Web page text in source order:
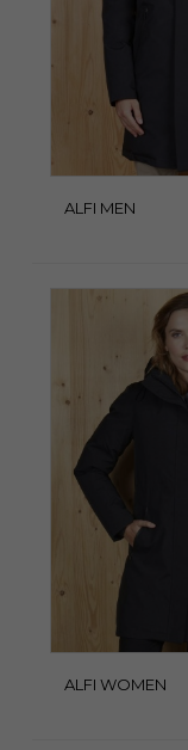
ALFI MEN
ALFI WOMEN